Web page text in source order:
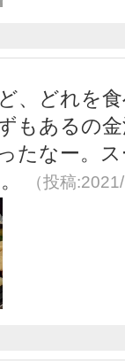
、どれを
もあるの
たなー。
（投稿